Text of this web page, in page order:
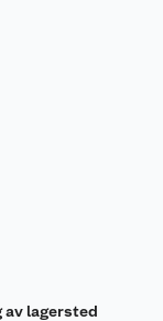
av lagersted